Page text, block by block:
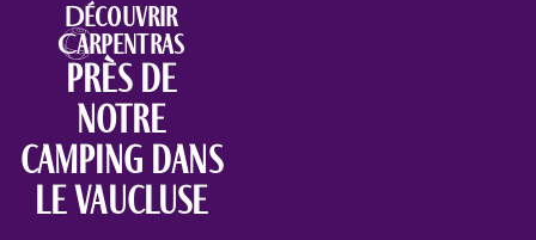
Découvrir
Carpentras
près de
notre
camping dans
le Vaucluse